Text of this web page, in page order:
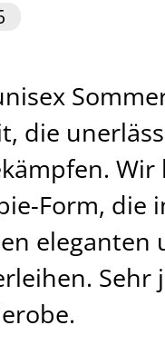
die
Form, die
eleganten
Sehr